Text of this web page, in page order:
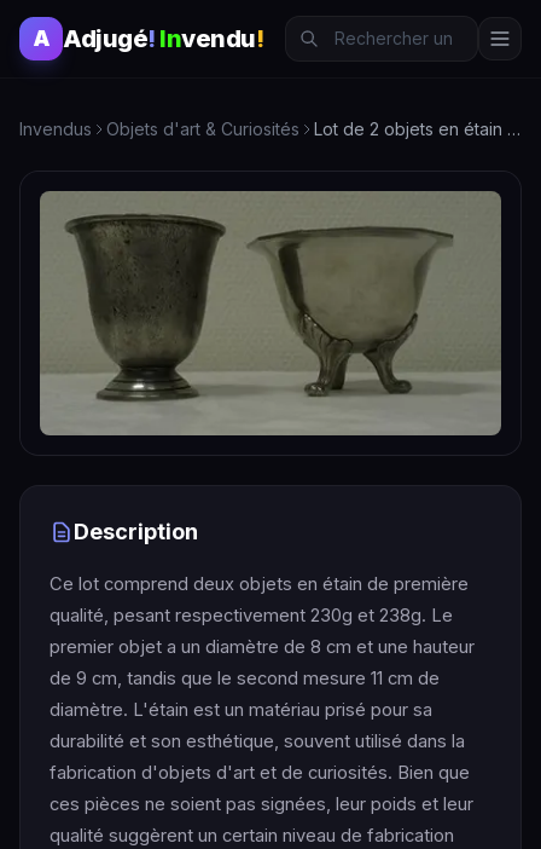
A Adjugé! Invendu!
Invendus Objets d'art & Curiosités Lot de 2 objets en étain 1ère qualité - 230g et 238g - Art et Curiosités
Description
Ce lot comprend deux objets en étain de première
qualité, pesant respectivement 230g et 238g. Le
premier objet a un diamètre de 8 cm et une hauteur
de 9 cm, tandis que le second mesure 11 cm de
diamètre. L'étain est un matériau prisé pour sa
durabilité et son esthétique, souvent utilisé dans la
fabrication d'objets d'art et de curiosités. Bien que
ces pièces ne soient pas signées, leur poids et leur
qualité suggèrent un certain niveau de fabrication